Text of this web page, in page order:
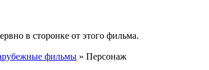
в сторонке от этого фильма.
фильмы » Персонаж